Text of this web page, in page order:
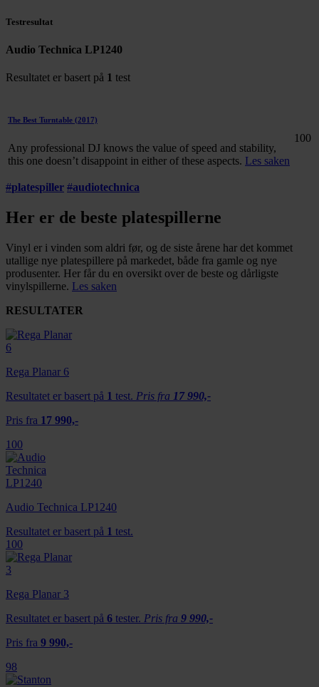
Testresultat
Audio Technica LP1240
Resultatet er basert på 1 test
The Best Turntable (2017)
Any professional DJ knows the value of speed and stability,
this one doesn’t disappoint in either of these aspects. Les saken
100
#platespiller #audiotechnica
Her er de beste platespillerne
Vinyl er i vinden som aldri før, og de siste årene har det kommet
utallige nye platespillere på markedet, både fra gamle og nye
produsenter. Her får du en oversikt over de beste og dårligste
vinylspillerne. Les saken
RESULTATER
Rega Planar 6
Resultatet er basert på 1 test. Pris fra 17 990,-
Pris fra 17 990,-
100
Audio Technica LP1240
Resultatet er basert på 1 test.
100
Rega Planar 3
Resultatet er basert på 6 tester. Pris fra 9 990,-
Pris fra 9 990,-
98